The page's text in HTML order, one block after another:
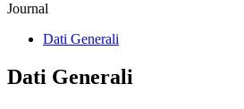
Journal
Dati Generali
Dati Generali